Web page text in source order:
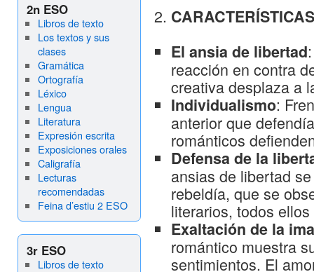
2n ESO
Libros de texto
Los textos y sus
clases
Gramática
Ortografía
Léxico
Lengua
Literatura
Expresión escrita
Exposiciones orales
Caligrafía
Lecturas
recomendadas
Feina d’estiu 2 ESO
3r ESO
Libros de texto
El ansia de libertad
reacción en contra
creativa desplaza a
Individualismo:
anterior que
románticos
Defensa de la
ansias de libertad
rebeldía, que se
literarios, todos
Exaltación de la
romántico muestra
sentimientos. El